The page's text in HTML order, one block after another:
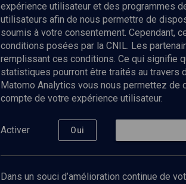
Nos Chaines
Culture
Limoud
Université
expérience utilisateur et des programmes
utilisateurs afin de nous permettre de
soumis à votre consentement. Cependant,
conditions posées par la CNIL. Les
remplissant ces conditions. Ce qui signifie
statistiques pourront être traités au travers
Matomo Analytics vous nous permettez de
compte de votre expérience utilisateur.
Activer Oui
Dans un souci d’amélioration continue de